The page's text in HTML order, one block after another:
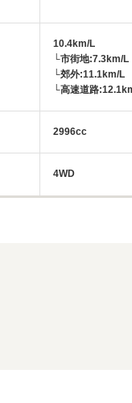
10.4km/L
└市街地:7.3km/L
└郊外:11.1km/L
└高速道路
2996cc
4WD